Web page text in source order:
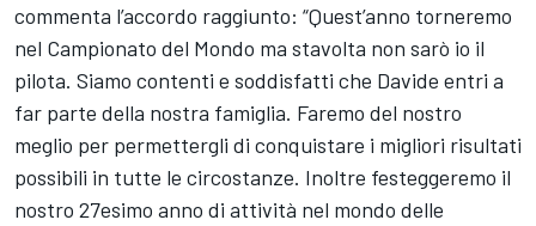
commenta l’accordo raggiunto: “Quest’anno torneremo
nel Campionato del Mondo ma stavolta non sarò io il
pilota. Siamo contenti e soddisfatti che Davide entri a
far parte della nostra famiglia. Faremo del nostro
meglio per permettergli di conquistare i migliori risultati
possibili in tutte le circostanze. Inoltre festeggeremo il
nostro 27esimo anno di attività nel mondo delle